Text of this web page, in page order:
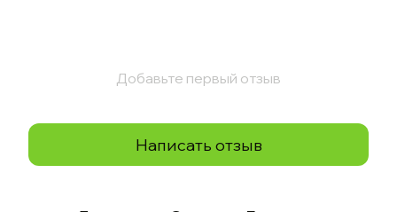
Добавьте первый отзыв
Написать отзыв